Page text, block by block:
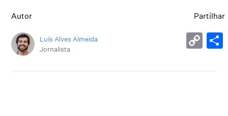
Autor
Luís Alves Almeida
Jornalista
Partilhar